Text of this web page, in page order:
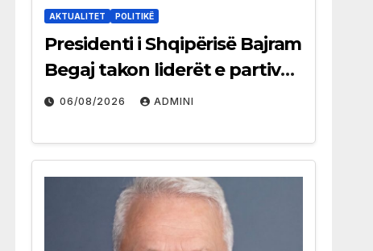
AKTUALITET POLITIKË
Presidenti i Shqipërisë Bajram
Begaj takon liderët e partive
shqiptare në Ulqin
06/08/2026 ADMINI